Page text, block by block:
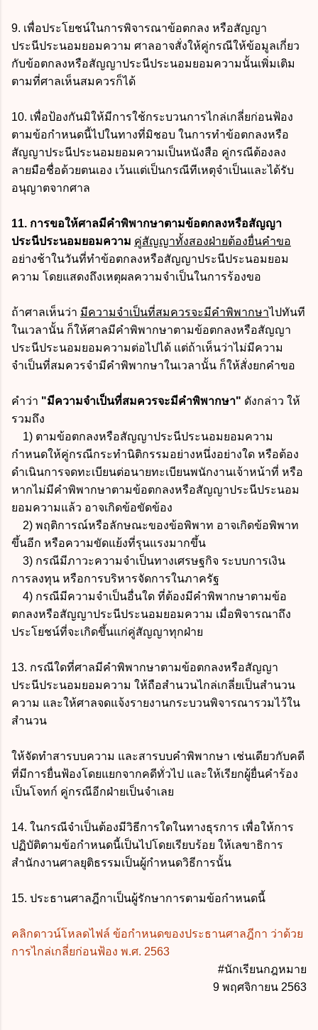
9. เพื่อประโยชน์ในการพิจารณาข้อตกลง หรือสัญญา
ประนีประนอมยอมความ ศาลอาจสั่งให้คู่กรณีให้ข้อมูลเกี่ยว
กับข้อตกลงหรือสัญญาประนีประนอมยอมความนั้นเพิ่มเติม
ตามที่ศาลเห็นสมควรก็ได้
10. เพื่อป้องกันมิให้มีการใช้กระบวนการไกล่เกลี่ยก่อนฟ้อง
ตามข้อกำหนดนี้ไปในทางที่มิชอบ ในการทำข้อตกลงหรือ
สัญญาประนีประนอมยอมความเป็นหนังสือ คู่กรณีต้องลง
ลายมือชื่อด้วยตนเอง เว้นแต่เป็นกรณีทีเหตุจำเป็นและได้รับ
อนุญาตจากศาล
11. การขอให้ศาลมีคำพิพากษาตามข้อตกลงหรือสัญญา
ประนีประนอมยอมความ คู่สัญญาทั้งสองฝ่ายต้องยื่นคำขอ
อย่างช้าในวันที่ทำข้อตกลงหรือสัญญาประนีประนอมยอม
ความ โดยแสดงถึงเหตุผลความจำเป็นในการร้องขอ
ถ้าศาลเห็นว่า มีความจำเป็นที่สมควรจะมีคำพิพากษาไปทันที
ในเวลานั้น ก็ให้ศาลมีคำพิพากษาตามข้อตกลงหรือสัญญา
ประนีประนอมยอมความต่อไปได้ แต่ถ้าเห็นว่าไม่มีความ
จำเป็นที่สมควรจำมีคำพิพากษาในเวลานั้น ก็ให้สั่งยกคำขอ
คำว่า "มีความจำเป็นที่สมควรจะมีคำพิพากษา" ดังกล่าว ให้
รวมถึง
1) ตามข้อตกลงหรือสัญญาประนีประนอมยอมความ
กำหนดให้คู่กรณีกระทำนิติกรรมอย่างหนึ่งอย่างใด หรือต้อง
ดำเนินการจดทะเบียนต่อนายทะเบียนพนักงานเจ้าหน้าที่ หรือ
หากไม่มีคำพิพากษาตามข้อตกลงหรือสัญญาประนีประนอม
ยอมความแล้ว อาจเกิดข้อขัดข้อง
2) พฤติการณ์หรือลักษณะของข้อพิพาท อาจเกิดข้อพิพาท
ขึ้นอีก หรือความขัดแย้งที่รุนแรงมากขึ้น
3) กรณีมีภาวะความจำเป็นทางเศรษฐกิจ ระบบการเงิน
การลงทุน หรือการบริหารจัดการในภาครัฐ
4) กรณีมีความจำเป็นอื่นใด ที่ต้องมีคำพิพากษาตามข้อ
ตกลงหรือสัญญาประนีประนอมยอมความ เมื่อพิจารณาถึง
ประโยชน์ที่จะเกิดขึ้นแก่คู่สัญญาทุกฝ่าย
13. กรณีใดที่ศาลมีคำพิพากษาตามข้อตกลงหรือสัญญา
ประนีประนอมยอมความ ให้ถือสำนวนไกล่เกลี่ยเป็นสำนวน
ความ และให้ศาลจดแจ้งรายงานกระบวนพิจารณารวมไว้ใน
สำนวน
ให้จัดทำสารบบความ และสารบบคำพิพากษา เช่นเดียวกับคดี
ที่มีการยื่นฟ้องโดยแยกจากคดีทั่วไป และให้เรียกผู้ยื่นคำร้อง
เป็นโจทก์ คู่กรณีอีกฝ่ายเป็นจำเลย
14. ในกรณีจำเป็นต้องมีวิธีการใดในทางธุรการ เพื่อให้การ
ปฏิบัติตามข้อกำหนดนี้เป็นไปโดยเรียบร้อย ให้เลขาธิการ
สำนักงานศาลยุติธรรมเป็นผู้กำหนดวิธีการนั้น
15. ประธานศาลฎีกาเป็นผู้รักษาการตามข้อกำหนดนี้
คลิกดาวน์โหลดไฟล์ ข้อกำหนดของประธานศาลฎีกา ว่าด้วย
การไกล่เกลี่ยก่อนฟ้อง พ.ศ. 2563
#นักเรียนกฎหมาย
9 พฤศจิกายน 2563